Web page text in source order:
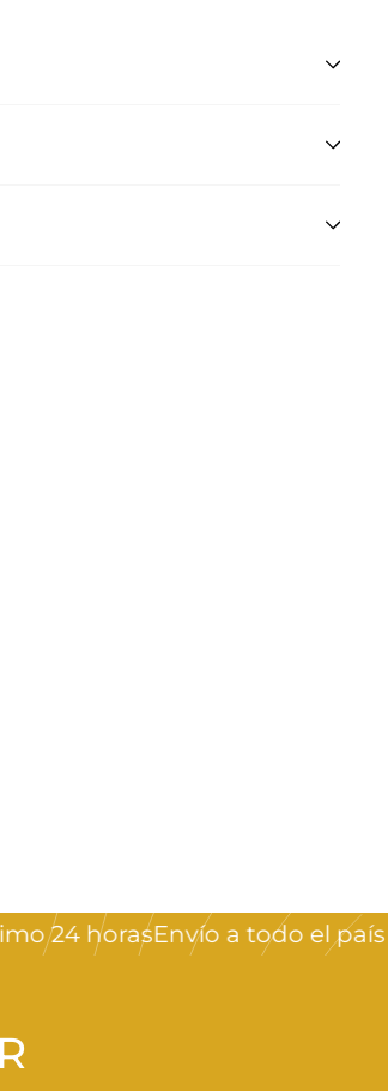
horasEnvío a todo el país en